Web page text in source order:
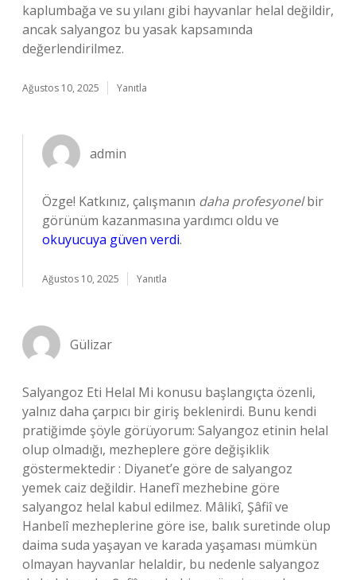
kaplumbağa ve su yılanı gibi hayvanlar helal değildir,
ancak salyangoz bu yasak kapsamında
değerlendirilmez.
Ağustos 10, 2025 Yanıtla
admin
Özge! Katkınız, çalışmanın daha profesyonelbir
görünüm kazanmasına yardımcı oldu ve
okuyucuya güven verdi.
Ağustos 10, 2025 Yanıtla
Gülizar
Salyangoz Eti Helal Mi konusu başlangıçta özenli,
yalnız daha çarpıcı bir giriş beklenirdi. Bunu kendi
pratiğimde şöyle görüyorum: Salyangoz etinin helal
olup olmadığı, mezheplere göre değişiklik
göstermektedir : Diyanet’e göre de salyangoz
yemek caiz değildir. Hanefî mezhebine göre
salyangoz helal kabul edilmez. Mâlikî, Şâfiî ve
Hanbelî mezheplerine göre ise, balık suretinde olup
daima suda yaşayan ve karada yaşaması mümkün
olmayan hayvanlar helaldir, bu nedenle salyangoz